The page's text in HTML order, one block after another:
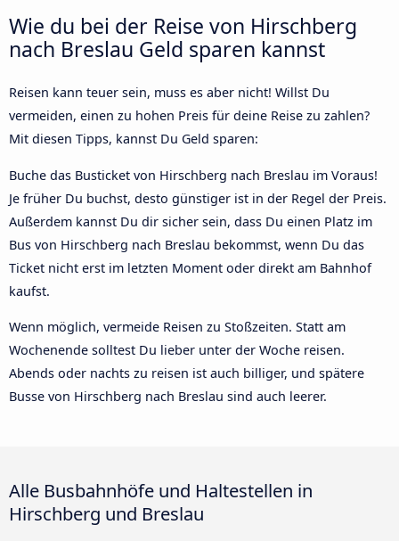
Wie du bei der Reise von Hirschberg
nach Breslau Geld sparen kannst
Reisen kann teuer sein, muss es aber nicht! Willst Du
vermeiden, einen zu hohen Preis für deine Reise zu zahlen?
Mit diesen Tipps, kannst Du Geld sparen:
Buche das Busticket von Hirschberg nach Breslau im Voraus!
Je früher Du buchst, desto günstiger ist in der Regel der Preis.
Außerdem kannst Du dir sicher sein, dass Du einen Platz im
Bus von Hirschberg nach Breslau bekommst, wenn Du das
Ticket nicht erst im letzten Moment oder direkt am Bahnhof
kaufst.
Wenn möglich, vermeide Reisen zu Stoßzeiten. Statt am
Wochenende solltest Du lieber unter der Woche reisen.
Abends oder nachts zu reisen ist auch billiger, und spätere
Busse von Hirschberg nach Breslau sind auch leerer.
Alle Busbahnhöfe und Haltestellen in
Hirschberg und Breslau